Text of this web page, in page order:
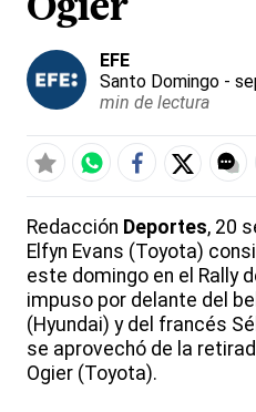
Ogier
EFE
Santo Domingo -
min de lectura
Redacción Deportes, 20
Elfyn Evans (Toyota)
este domingo en el Rally
impuso por delante del
(Hyundai) y del francés
se aprovechó de la
Ogier (Toyota).